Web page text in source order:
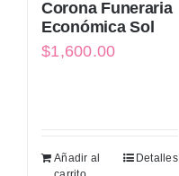
Corona Funeraria
Económica Sol
$1,600.00
Añadir al
Detalles